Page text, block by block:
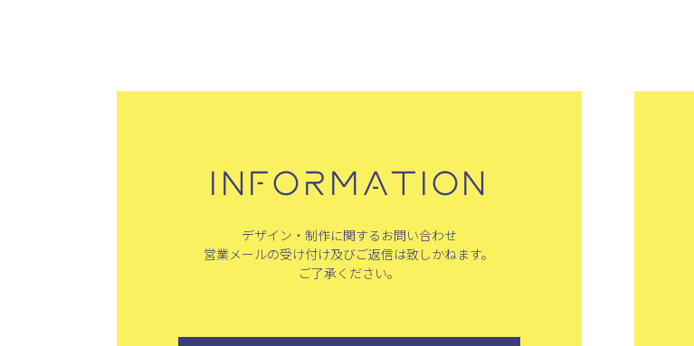
INFORMATION
デザイン・制作に関するお問い合わせ
営業メールの受け付け及びご返信は致しかねます。
ご了承ください。